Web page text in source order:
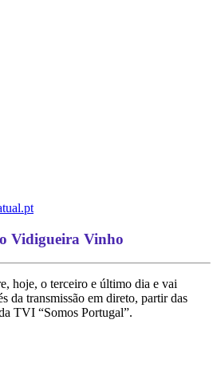
Vidigueira Vinho
hoje, o terceiro e último dia e vai
da transmissão em direto, partir das
TVI “Somos Portugal”.